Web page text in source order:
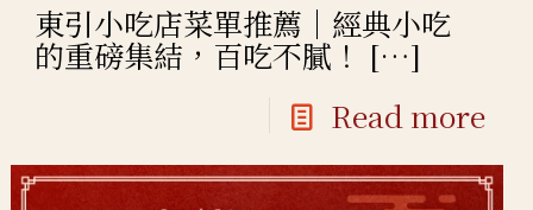
東引小吃店菜單推薦｜經典小吃
的重磅集結，百吃不膩！ […]
Read more